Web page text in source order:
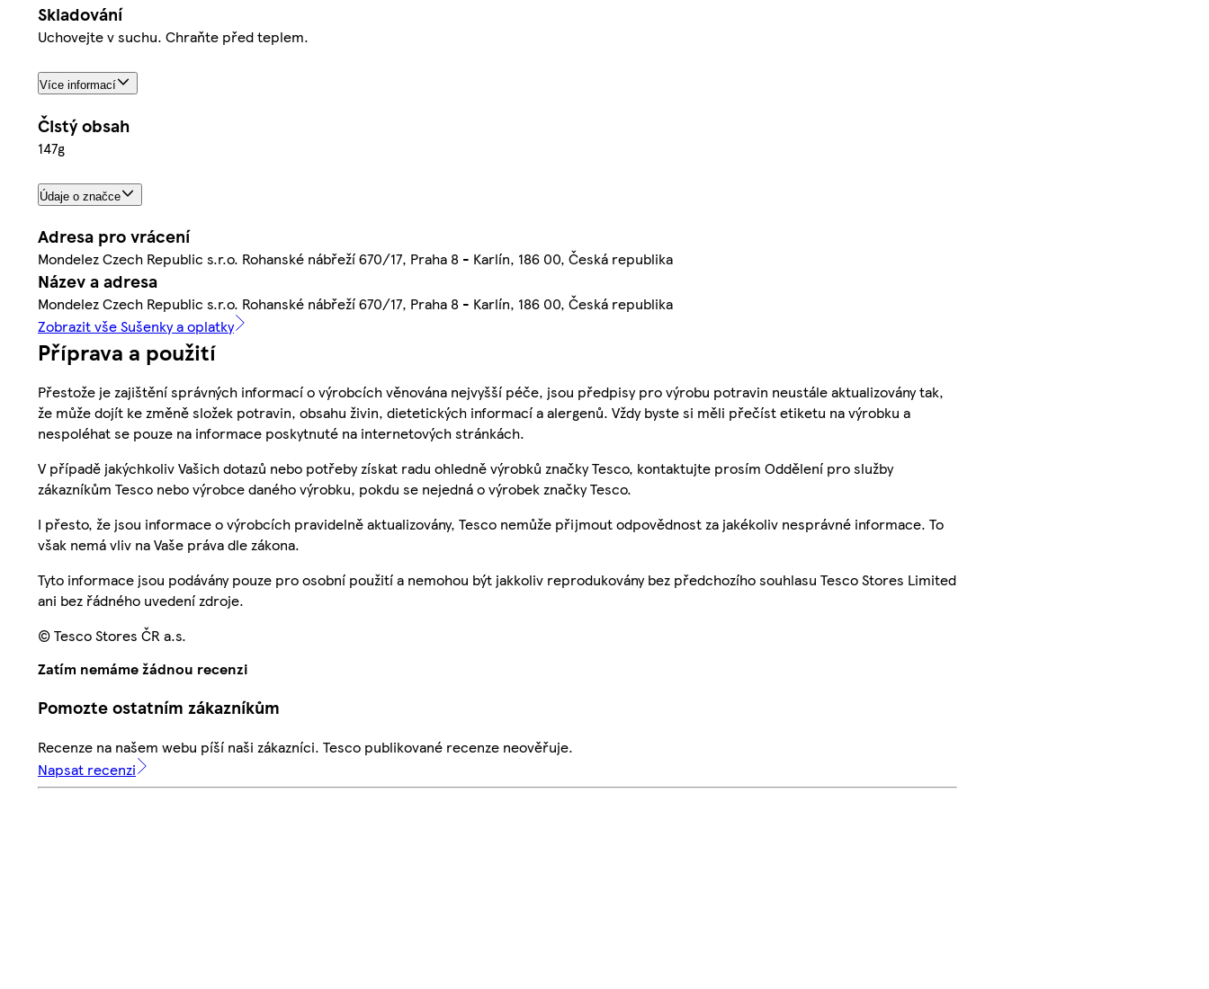
Skladování
Uchovejte v suchu. Chraňte před teplem.
Více informací
Čistý obsah
147g
Údaje o značce
Adresa pro vrácení
Mondelez Czech Republic s.r.o. Rohanské nábřeží 670/17, Praha 8 - Karlín, 186 00, Česká republika
Název a adresa
Mondelez Czech Republic s.r.o. Rohanské nábřeží 670/17, Praha 8 - Karlín, 186 00, Česká republika
Zobrazit vše Sušenky a oplatky
Příprava a použití
Přestože je zajištění správných informací o výrobcích věnována nejvyšší péče, jsou předpisy pro výrobu potravin neustále aktualizovány tak,
že může dojít ke změně složek potravin, obsahu živin, dietetických informací a alergenů. Vždy byste si měli přečíst etiketu na výrobku a
nespoléhat se pouze na informace poskytnuté na internetových stránkách.
V případě jakýchkoliv Vašich dotazů nebo potřeby získat radu ohledně výrobků značky Tesco, kontaktujte prosím Oddělení pro služby
zákazníkům Tesco nebo výrobce daného výrobku, pokdu se nejedná o výrobek značky Tesco.
I přesto, že jsou informace o výrobcích pravidelně aktualizovány, Tesco nemůže přijmout odpovědnost za jakékoliv nesprávné informace. To
však nemá vliv na Vaše práva dle zákona.
Tyto informace jsou podávány pouze pro osobní použití a nemohou být jakkoliv reprodukovány bez předchozího souhlasu Tesco Stores Limited
ani bez řádného uvedení zdroje.
© Tesco Stores ČR a.s.
Zatím nemáme žádnou recenzi
Pomozte ostatním zákazníkům
Recenze na našem webu píší naši zákazníci. Tesco publikované recenze neověřuje.
Napsat recenzi